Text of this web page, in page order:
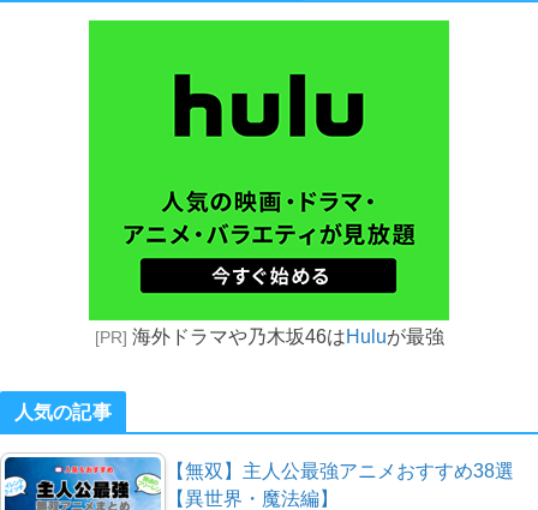
[PR] 海外ドラマや乃木坂46はHuluが最強
人気の記事
【無双】主人公最強アニメおすすめ38選
【異世界・魔法編】